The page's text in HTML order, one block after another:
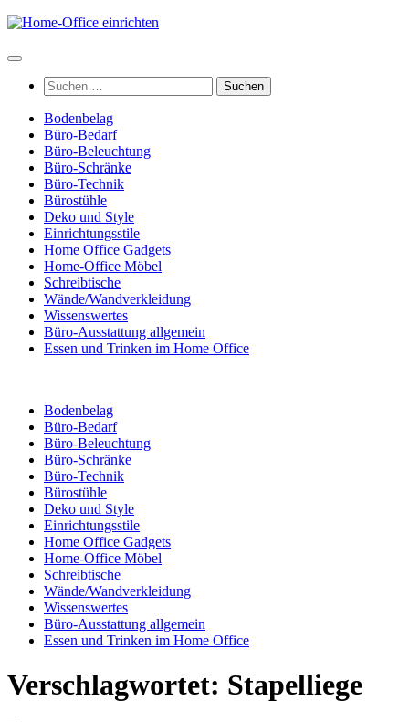
Zum
springen
Suchen
nach:
Bodenbelag
Büro-Bedarf
Büro-Beleuchtung
Büro-Schränke
Büro-Technik
Bürostühle
Deko und Style
Einrichtungsstile
Home Office Gadgets
Home-Office Möbel
Schreibtische
Wände/Wandverkleidung
Wissenswertes
Büro-Ausstattung allgemein
Essen und Trinken im Home Office
Bodenbelag
Büro-Bedarf
Büro-Beleuchtung
Büro-Schränke
Büro-Technik
Bürostühle
Deko und Style
Einrichtungsstile
Home Office Gadgets
Home-Office Möbel
Schreibtische
Wände/Wandverkleidung
Wissenswertes
Büro-Ausstattung allgemein
Essen und Trinken im Home Office
Verschlagwortet: Stapelliege